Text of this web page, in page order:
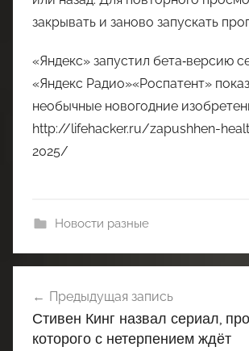
закрывать и заново запускать
«Яндекс» запустил бета‑версию
«Яндекс Радио»«Роспатент»
необычные новогодние
http://lifehacker.ru/zapushhen-
2025/
Новости разные
по
записям
Предыдущая запись
Стивен Кинг назвал сериал,
которого с нетерпением ждёт